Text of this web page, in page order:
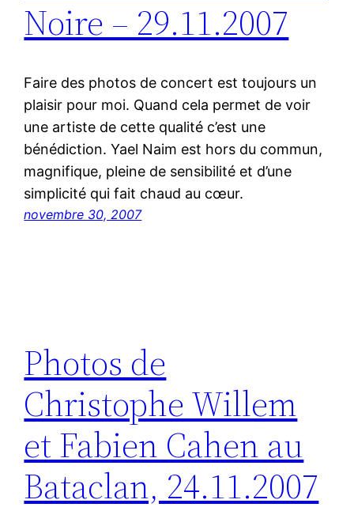
Noire – 29.11.2007
Faire des photos de concert est toujours un
plaisir pour moi. Quand cela permet de voir
une artiste de cette qualité c’est une
bénédiction. Yael Naim est hors du commun,
magnifique, pleine de sensibilité et d’une
simplicité qui fait chaud au cœur.
novembre 30, 2007
Photos de
Christophe Willem
et Fabien Cahen au
Bataclan, 24.11.2007